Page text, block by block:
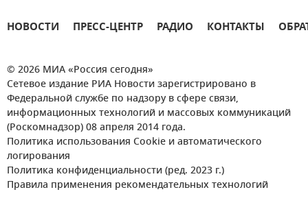
НОВОСТИ ПРЕСС-ЦЕНТР РАДИО КОНТАКТЫ
© 2026 МИА «Россия сегодня»
Сетевое издание РИА Новости зарегистрировано в
Федеральной службе по надзору в сфере связи,
информационных технологий и массовых коммуникаций
(Роскомнадзор) 08 апреля 2014 года.
Политика использования Cookie и автоматического
логирования
Политика конфиденциальности (ред. 2023 г.)
Правила применения рекомендательных технологий